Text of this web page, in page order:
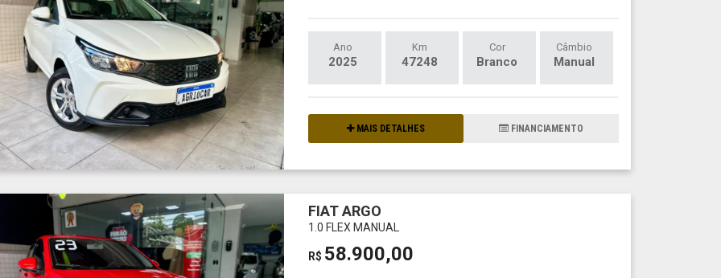
Ano
2025
Km
47248
Cor
Branco
Câmbio
Manual
MAIS DETALHES FINANCIAMENTO
FIAT ARGO
1.0 FLEX MANUAL
R$ 58.900,00